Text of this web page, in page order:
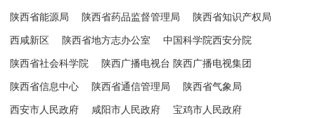
陕西省能源局 陕西省药品监督管理局 陕西省知识产权局
西咸新区 陕西省地方志办公室 中国科学院西安分院
陕西省社会科学院 陕西广播电视台 陕西广播电视集团
陕西省信息中心 陕西省通信管理局 陕西省气象局
西安市人民政府 咸阳市人民政府 宝鸡市人民政府